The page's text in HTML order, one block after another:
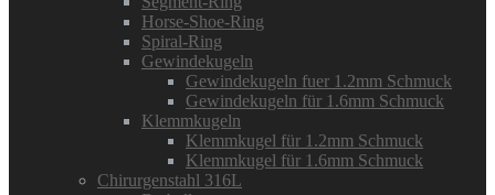
Horse-Shoe-Ring
Spiral-Ring
Gewindekugeln
Gewindekugeln fuer 1.2mm Schmuck
Gewindekugeln für 1.6mm Schmuck
Klemmkugeln
Klemmkugel für 1.2mm Schmuck
Klemmkugel für 1.6mm Schmuck
Chirurgenstahl 316L